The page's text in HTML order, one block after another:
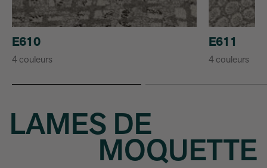
E610
4 couleurs
E611
4 couleurs
LAMES DE
MOQUETTE